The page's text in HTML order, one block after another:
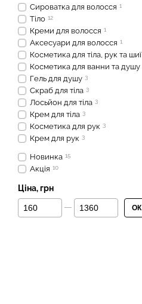
Сироватка для волосся 1
Тіло 12
Креми для волосся 1
Аксесуари для волосся 1
Косметика для тіла, рук та шиї
Косметика для ванни та душу
Гель для душу 3
Скраб для тіла 3
Лосьйон для тіла 3
Крем для тіла 3
Косметика для рук 3
Крем для рук 3
Новинка 15
Акція 10
Ціна, грн
Від Ціна, грн
До Ціна, грн ОК